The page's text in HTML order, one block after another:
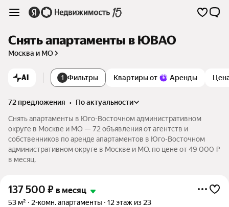
Снять апартаменты в ЮВАО
Москва и МО
AI 1 Фильтры Квартиры от Аренды
72 предложения •
по актуальности
Снять апартаменты в Юго-Восточном административном
округе в Москве и МО — 72 объявления от агентств и
собственников по аренде апартаментов в Юго-Восточном
административном округе в Москве и МО. по цене от 49 000 ₽
в месяц.
137 500 ₽ в месяц
53 м² 2-комн. апартаменты 12 этаж из 23